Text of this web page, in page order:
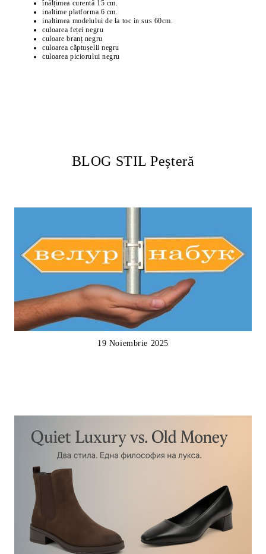
înălțimea curentă 15 cm.
inaltime platforma 6 cm.
inaltimea modelului de la toc in sus 60cm.
culoarea feței negru
culoare branț negru
culoarea căptușelii negru
culoarea piciorului negru
BLOG STIL Peșteră
19 Noiembrie 2025